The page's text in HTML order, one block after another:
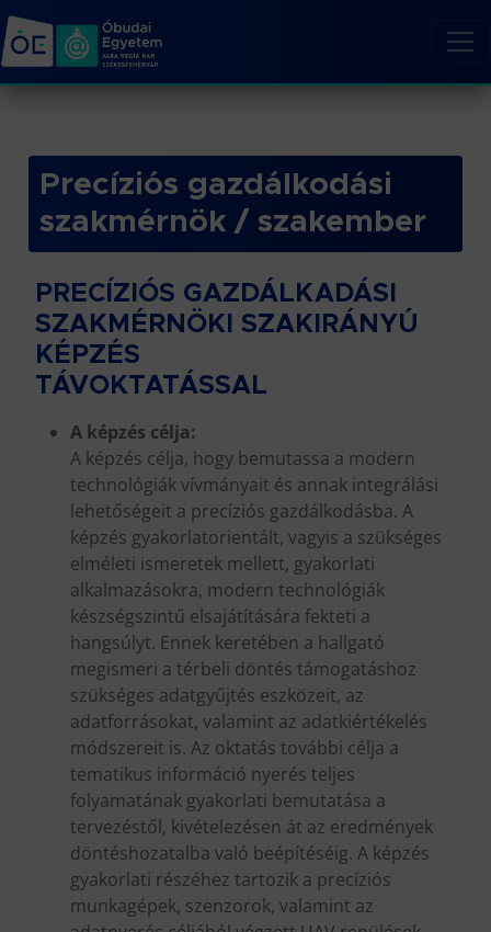
Precíziós gazdálkodási
szakmérnök / szakember
PRECÍZIÓS GAZDÁLKADÁSI
SZAKMÉRNÖKI SZAKIRÁNYÚ
KÉPZÉS
TÁVOKTATÁSSAL
A képzés célja:
A képzés célja, hogy bemutassa a modern
technológiák vívmányait és annak integrálási
lehetőségeit a precíziós gazdálkodásba. A
képzés gyakorlatorientált, vagyis a szükséges
elméleti ismeretek mellett, gyakorlati
alkalmazásokra, modern technológiák
készségszintű elsajátítására fekteti a
hangsúlyt. Ennek keretében a hallgató
megismeri a térbeli döntés támogatáshoz
szükséges adatgyűjtés eszközeit, az
adatforrásokat, valamint az adatkiértékelés
módszereit is. Az oktatás további célja a
tematikus információ nyerés teljes
folyamatának gyakorlati bemutatása a
tervezéstől, kivételezésen át az eredmények
döntéshozatalba való beépítéséig. A képzés
gyakorlati részéhez tartozik a precíziós
munkagépek, szenzorok, valamint az